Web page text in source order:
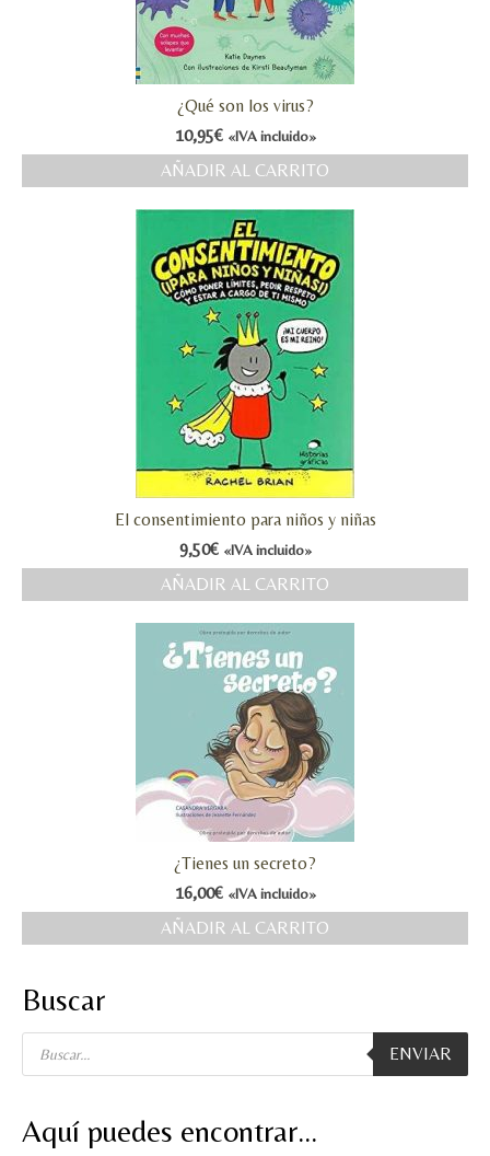
¿Qué son los virus?
10,95€ «IVA incluido»
AÑADIR AL CARRITO
El consentimiento para niños y niñas
9,50€ «IVA incluido»
AÑADIR AL CARRITO
¿Tienes un secreto?
16,00€ «IVA incluido»
AÑADIR AL CARRITO
Buscar
Búsqueda
productos
ENVIAR
Aquí puedes encontrar…